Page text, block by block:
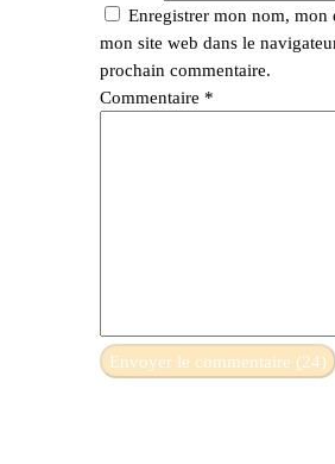
Enregistrer mon nom, mon
mon site web dans le
prochain commentaire.
Commentaire *